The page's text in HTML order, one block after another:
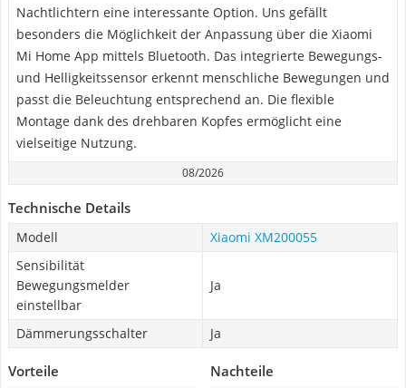
Nachtlichtern eine interessante Option. Uns gefällt
besonders die Möglichkeit der Anpassung über die Xiaomi
Mi Home App mittels Bluetooth. Das integrierte Bewegungs-
und Helligkeitssensor erkennt menschliche Bewegungen und
passt die Beleuchtung entsprechend an. Die flexible
Montage dank des drehbaren Kopfes ermöglicht eine
vielseitige Nutzung.
08/2026
Technische Details
Modell
Xiaomi XM200055
Sensibilität
Bewegungsmelder
einstellbar
Ja
Dämmerungsschalter Ja
Vorteile Nachteile